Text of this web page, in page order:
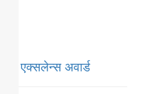
एक्सलेन्स अवार्ड